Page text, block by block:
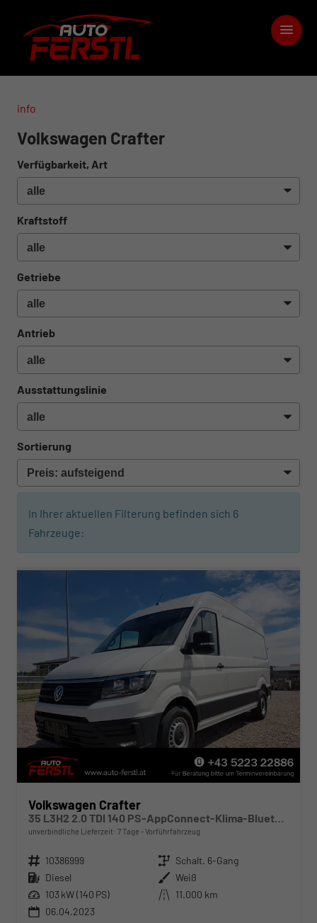
info
Volkswagen Crafter
Verfügbarkeit, Art
Kraftstoff
Getriebe
Antrieb
Ausstattungslinie
Sortierung
In Ihrer aktuellen Filterung befinden sich 6
Fahrzeuge:
Volkswagen Crafter
35 L3H2 2.0 TDI 140 PS-AppConnect-Klima-Bluetooth-Kamera-Regalausbau-Sofort
unverbindliche Lieferzeit: 7 Tage Vorführfahrzeug
Fahrzeugnr. 10386999 Getriebe Schalt. 6-Gang
Kraftstoff Diesel Außenfarbe Weiß
Leistung 103 kW (140 PS) Kilometerstand 11.000 km
06.04.2023